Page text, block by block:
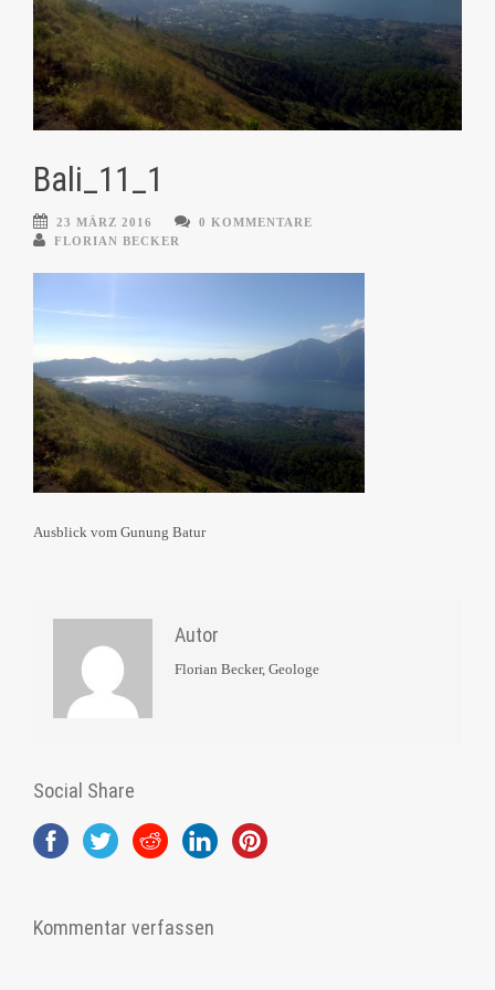
Bali_11_1
23 MÄRZ 2016
0 KOMMENTARE
FLORIAN BECKER
Ausblick vom Gunung Batur
Autor
Florian Becker, Geologe
Social Share
Kommentar verfassen